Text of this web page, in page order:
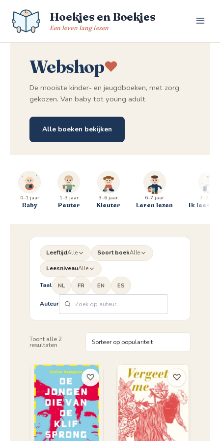
naar
Hoekjes en Boekjes
Een leven lang lezen
Webshop
De mooiste kinder- en jeugdboeken, met zorg
gekozen. Van baby tot young adult.
Alle boeken bekijken
0–1 jaar
Baby
1–3 jaar
Peuter
3–6 jaar
Kleuter
6–7 jaar
Leren lezen
7–9 jaar
Ik lees al
LeeftijdAlle Soort boekAlle
LeesniveauAlle
Taal NL FR EN ES
Auteur
Toont alle 2
resultaten
♡ ♡